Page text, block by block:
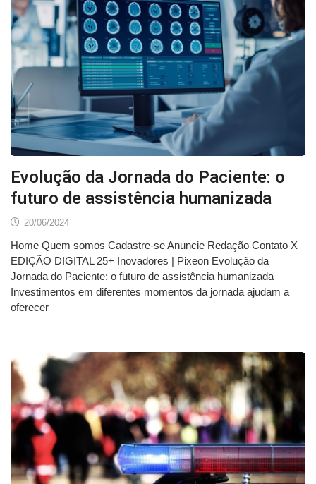
Evolução da Jornada do Paciente: o
futuro de assistência humanizada
20/06/2024
Home Quem somos Cadastre-se Anuncie Redação Contato X
EDIÇÃO DIGITAL 25+ Inovadores | Pixeon Evolução da
Jornada do Paciente: o futuro de assistência humanizada
Investimentos em diferentes momentos da jornada ajudam a
oferecer